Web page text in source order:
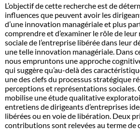
sociale
des
dirigeants.
Le
cas
de
l'entreprise
libérée
L’objectif de cette recherche est de
influences que peuvent avoir les
d’une innovation managériale et plus
comprendre et d’examiner le rôle de
sociale de l’entreprise libérée dans leur
une telle innovation managériale. Dans
nous empruntons une approche
qui suggère qu’au-delà des
une des clefs du processus stratégique
perceptions et représentations sociales.
mobilise une étude qualitative
entretiens de dirigeants d’entreprises
libérées ou en voie de libération. Deux
contributions sont relevées au terme de